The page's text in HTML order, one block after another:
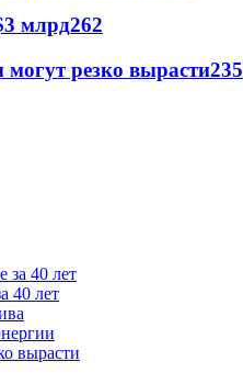
млрд262
резко вырасти235
40 лет
вырасти